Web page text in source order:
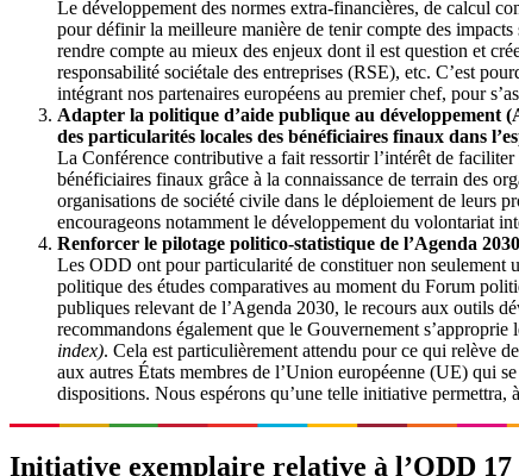
Le développement des normes extra-financières, de calcul
pour définir la meilleure manière de tenir compte des
rendre compte au mieux des enjeux dont il est question et
responsabilité sociétale des entreprises (RSE), etc. C’est
intégrant nos partenaires européens au premier chef, pour
Adapter la politique d’aide publique au développement
des particularités locales des bénéficiaires finaux dans
La Conférence contributive a fait ressortir l’intérêt de
bénéficiaires finaux grâce à la connaissance de terrain des
organisations de société civile dans le déploiement de leurs
encourageons notamment le développement du volontariat
Renforcer le pilotage politico-statistique de l’Agenda
Les ODD ont pour particularité de constituer non seulement
politique des études comparatives au moment du Forum
publiques relevant de l’Agenda 2030, le recours aux outils
recommandons également que le Gouvernement
index). Cela est particulièrement attendu pour ce qui relève
aux autres États membres de l’Union européenne (UE) qui
dispositions. Nous espérons qu’une telle initiative permettra,
Initiative exemplaire relative à l’ODD 17